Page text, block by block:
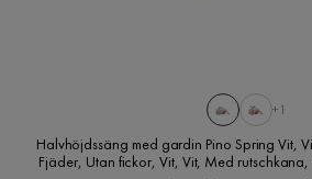
+1
Halvhöjdssäng med gardin Pino Spring Vit,
Fjäder, Utan fickor, Vit, Vit, Med